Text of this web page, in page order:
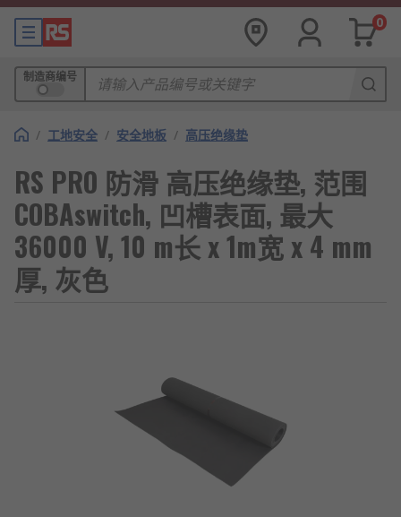
0
制造商编号
/ 工地安全 / 安全地板 / 高压绝缘垫
RS PRO 防滑 高压绝缘垫, 范围
COBAswitch, 凹槽表面, 最大
36000 V, 10 m长 x 1m宽 x 4 mm
厚, 灰色